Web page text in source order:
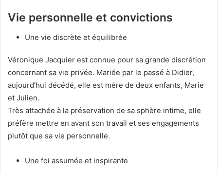
Vie personnelle et convictions
Une vie discrète et équilibrée
Véronique Jacquier est connue pour sa grande discrétion
concernant sa vie privée. Mariée par le passé à Didier,
aujourd’hui décédé, elle est mère de deux enfants, Marie
et Julien.
Très attachée à la préservation de sa sphère intime, elle
préfère mettre en avant son travail et ses engagements
plutôt que sa vie personnelle.
Une foi assumée et inspirante